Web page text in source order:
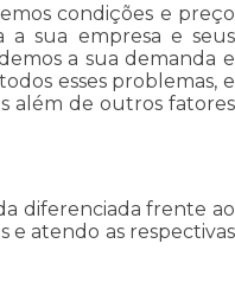
condições e preço
a sua empresa e seus
a sua demanda e
esses problemas, e
além de outros fatores
diferenciada frente ao
e atendo as respectivas